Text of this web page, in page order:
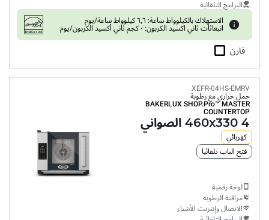
البرامج التلقائية
الاستهلاك بالكيلوواط ساعة: ٦٫٦ كيلوواط ساعة/يوم
انبعاثات ثاني اكسيد الكربون: ٠ كجم ثاني أكسيد الكربون/يوم
قارن
XEFR-04HS-EMRV
حمل حراري مع رطوبة
BAKERLUX SHOP.Pro™ MASTER
COUNTERTOP
4 460x330 الصواني
كهربائي
فتح الباب تلقائيا
لوحة رقمية
مراقبة الرطوبة
الاتصال وإنترنت الأشياء